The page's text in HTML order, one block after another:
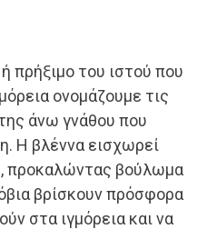
πρήξιμο του ιστού που
ονομάζουμε τις
άνω γνάθου που
Η βλέννα εισχωρεί
προκαλώντας βούλωμα
βρίσκουν πρόσφορα
στα ιγμόρεια και να